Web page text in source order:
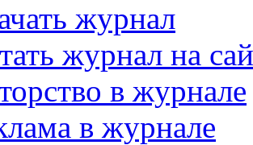
журнал
журнал на
в журнале
в журнале